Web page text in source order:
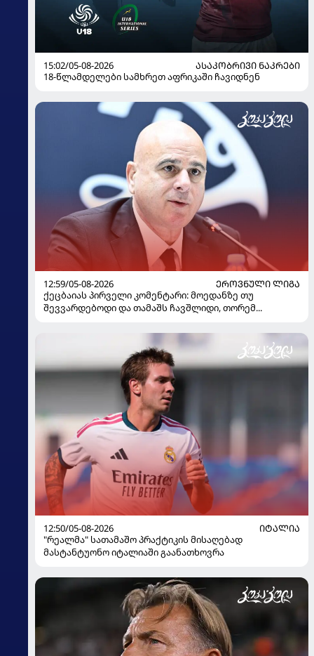
15:02/05-08-2026
ᲐᲡᲐᲙᲝᲑᲠᲘᲕᲘ ᲜᲐᲙᲠᲔᲑᲘ
18-წლამდელები სამხრეთ აფრიკაში ჩავიდნენ
12:59/05-08-2026
ᲔᲠᲝᲕᲜᲣᲚᲘ ᲚᲘᲒᲐ
ქეცბაიას პირველი კომენტარი: მოედანზე თუ
შევვარდებოდი და თამაშს ჩავშლიდი, თორემ...
12:50/05-08-2026
ᲘᲢᲐᲚᲘᲐ
"რეალმა" სათამაშო პრაქტიკის მისაღებად
მასტანტუონო იტალიაში გაანათხოვრა